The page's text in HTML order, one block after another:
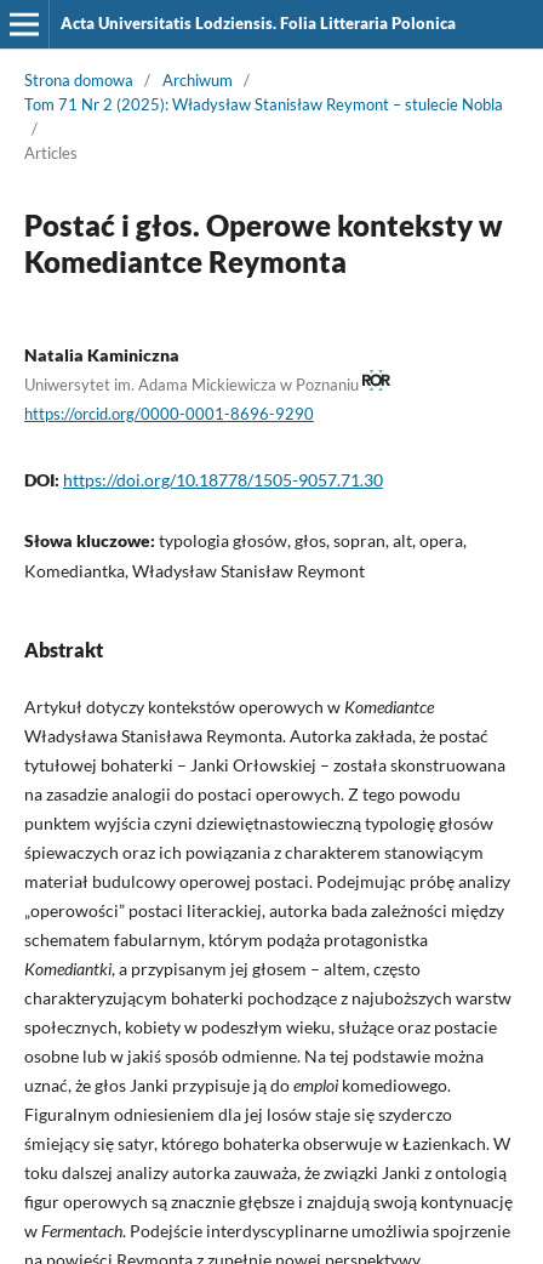
Acta Universitatis Lodziensis. Folia Litteraria Polonica
Strona domowa / Archiwum
/
Tom 71 Nr 2 (2025): Władysław Stanisław Reymont – stulecie Nobla
/
Articles
Postać i głos. Operowe konteksty w
Komediantce Reymonta
Natalia Kaminiczna
Uniwersytet im. Adama Mickiewicza w Poznaniu
https://orcid.org/0000-0001-8696-9290
DOI: https://doi.org/10.18778/1505-9057.71.30
Słowa kluczowe: typologia głosów, głos, sopran, alt, opera,
Komediantka, Władysław Stanisław Reymont
Abstrakt
Artykuł dotyczy kontekstów operowych w Komediantce
Władysława Stanisława Reymonta. Autorka zakłada, że postać
tytułowej bohaterki – Janki Orłowskiej – została skonstruowana
na zasadzie analogii do postaci operowych. Z tego powodu
punktem wyjścia czyni dziewiętnastowieczną typologię głosów
śpiewaczych oraz ich powiązania z charakterem stanowiącym
materiał budulcowy operowej postaci. Podejmując próbę analizy
„operowości” postaci literackiej, autorka bada zależności między
schematem fabularnym, którym podąża protagonistka
Komediantki, a przypisanym jej głosem – altem, często
charakteryzującym bohaterki pochodzące z najuboższych warstw
społecznych, kobiety w podeszłym wieku, służące oraz postacie
osobne lub w jakiś sposób odmienne. Na tej podstawie można
uznać, że głos Janki przypisuje ją doemploikomediowego.
Figuralnym odniesieniem dla jej losów staje się szyderczo
śmiejący się satyr, którego bohaterka obserwuje w Łazienkach. W
toku dalszej analizy autorka zauważa, że związki Janki z ontologią
figur operowych są znacznie głębsze i znajdują swoją kontynuację
wFermentach. Podejście interdyscyplinarne umożliwia spojrzenie
na powieści Reymonta z zupełnie nowej perspektywy.